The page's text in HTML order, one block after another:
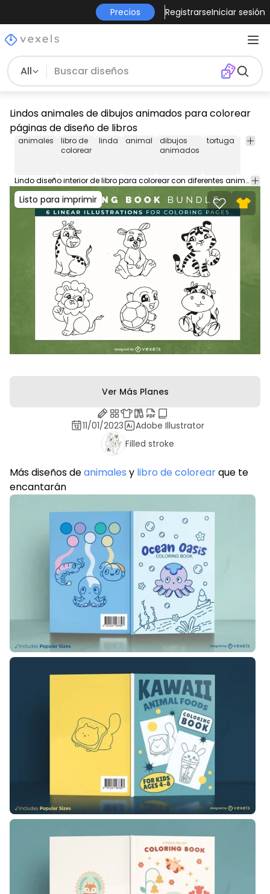
Precios RegistrarseIniciar sesión
All
Lindos animales de dibujos animados para colorear
páginas de diseño de libros
animales
libro de
colorear
linda animal
dibujos
animados
tortuga jirafa
Lindo diseño interior de libro para colorear con diferentes animales de dibujos animados. Echa un vistazo a este diseño interior de libro para colorear kdp que viene con un archivo AI, SVG y PNG. Ideal para niños, niñas y adultos. ¡Imprimible para Merch By Amazon!
Listo para imprimir
Ver Más Planes
11/01/2023
Adobe Illustrator
Filled stroke
Más diseños deanimales y libro de colorearque te
encantarán